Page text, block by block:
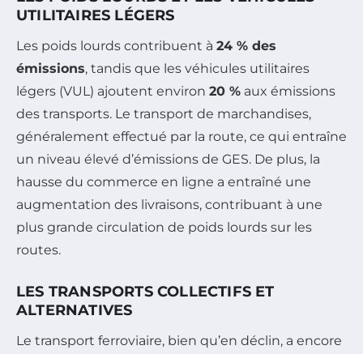
UTILITAIRES LÉGERS
Les poids lourds contribuent à 24 % des
émissions, tandis que les véhicules utilitaires
légers (VUL) ajoutent environ 20 % aux émissions
des transports. Le transport de marchandises,
généralement effectué par la route, ce qui entraîne
un niveau élevé d’émissions de GES. De plus, la
hausse du commerce en ligne a entraîné une
augmentation des livraisons, contribuant à une
plus grande circulation de poids lourds sur les
routes.
LES TRANSPORTS COLLECTIFS ET
ALTERNATIVES
Le transport ferroviaire, bien qu’en déclin, a encore